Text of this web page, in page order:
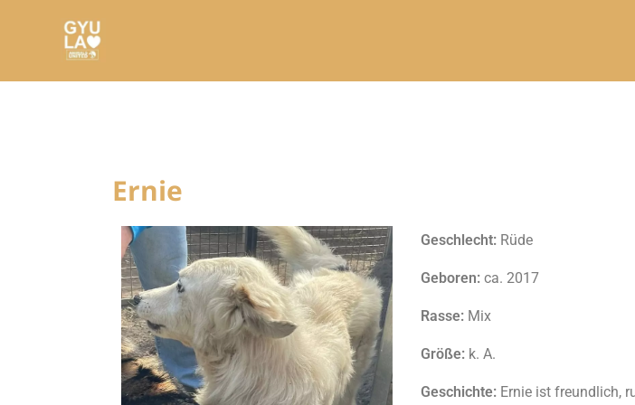
Ernie
Geschlecht:Rüde
Geboren:ca. 2017
Rasse:Mix
Größe:k. A.
Geschichte:Ernie ist freundlich,